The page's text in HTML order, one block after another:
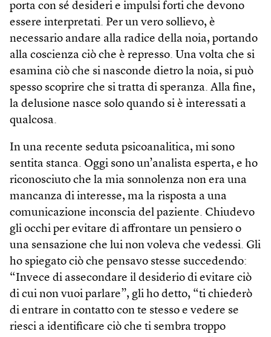
porta con sé desideri e impulsi forti che devono
essere interpretati. Per un vero sollievo, è
necessario andare alla radice della noia, portando
alla coscienza ciò che è represso. Una volta che si
esamina ciò che si nasconde dietro la noia, si può
spesso scoprire che si tratta di speranza. Alla fine,
la delusione nasce solo quando si è interessati a
qualcosa.
In una recente seduta psicoanalitica, mi sono
sentita stanca. Oggi sono un’analista esperta, e ho
riconosciuto che la mia sonnolenza non era una
mancanza di interesse, ma la risposta a una
comunicazione inconscia del paziente. Chiudevo
gli occhi per evitare di affrontare un pensiero o
una sensazione che lui non voleva che vedessi. Gli
ho spiegato ciò che pensavo stesse succedendo:
“Invece di assecondare il desiderio di evitare ciò
di cui non vuoi parlare”, gli ho detto, “ti chiederò
di entrare in contatto con te stesso e vedere se
riesci a identificare ciò che ti sembra troppo